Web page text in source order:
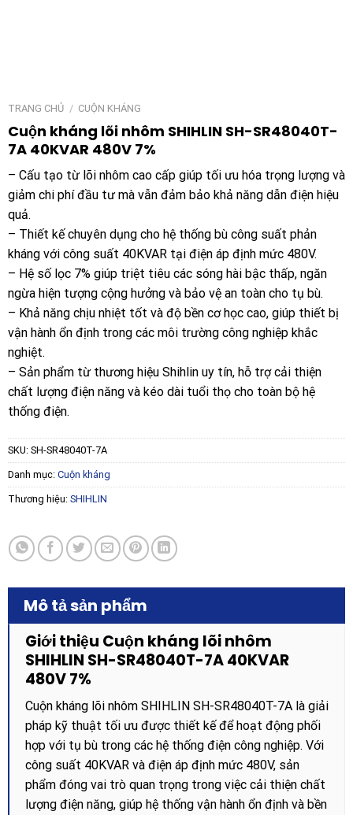
TRANG CHỦ / CUỘN KHÁNG
Cuộn kháng lõi nhôm SHIHLIN SH-SR48040T-
7A 40KVAR 480V 7%
– Cấu tạo từ lõi nhôm cao cấp giúp tối ưu hóa trọng lượng và
giảm chi phí đầu tư mà vẫn đảm bảo khả năng dẫn điện hiệu
quả.
– Thiết kế chuyên dụng cho hệ thống bù công suất phản
kháng với công suất 40KVAR tại điện áp định mức 480V.
– Hệ số lọc 7% giúp triệt tiêu các sóng hài bậc thấp, ngăn
ngừa hiện tượng cộng hưởng và bảo vệ an toàn cho tụ bù.
– Khả năng chịu nhiệt tốt và độ bền cơ học cao, giúp thiết bị
vận hành ổn định trong các môi trường công nghiệp khắc
nghiệt.
– Sản phẩm từ thương hiệu Shihlin uy tín, hỗ trợ cải thiện
chất lượng điện năng và kéo dài tuổi thọ cho toàn bộ hệ
thống điện.
SKU: SH-SR48040T-7A
Danh mục: Cuộn kháng
Thương hiệu: SHIHLIN
Mô tả sản phẩm
Giới thiệu Cuộn kháng lõi nhôm
SHIHLIN SH-SR48040T-7A 40KVAR
480V 7%
Cuộn kháng lõi nhôm SHIHLIN SH-SR48040T-7A là giải
pháp kỹ thuật tối ưu được thiết kế để hoạt động phối
hợp với tụ bù trong các hệ thống điện công nghiệp. Với
công suất 40KVAR và điện áp định mức 480V, sản
phẩm đóng vai trò quan trọng trong việc cải thiện chất
lượng điện năng, giúp hệ thống vận hành ổn định và bền